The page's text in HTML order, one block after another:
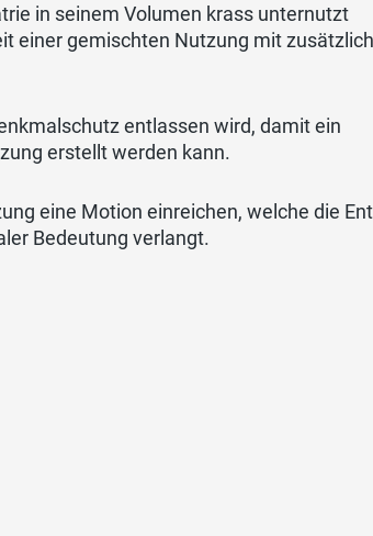
in seinem Volumen krass unternutzt
einer gemischten Nutzung mit
entlassen wird, damit ein
erstellt werden kann.
eine Motion einreichen, welche die
Bedeutung verlangt.